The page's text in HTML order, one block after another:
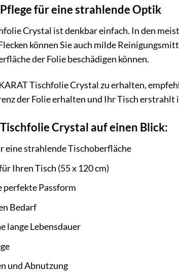
für eine strahlende Optik
Crystal ist denkbar einfach. In den
können Sie auch milde
der Folie beschädigen können.
Tischfolie Crystal zu erhalten,
der Folie erhalten und Ihr Tisch erstrahlt
Crystal auf einen Blick:
eine strahlende Tischoberfläche
Ihren Tisch (55 x 120 cm)
perfekte Passform
Bedarf
lange Lebensdauer
und Abnutzung